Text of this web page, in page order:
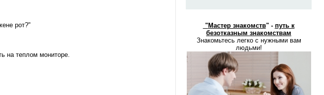
рот?"
на теплом мониторе.
"Мастер знакомств" - путь к
безотказным знакомствам
Знакомьтесь легко с нужными вам
людьми!